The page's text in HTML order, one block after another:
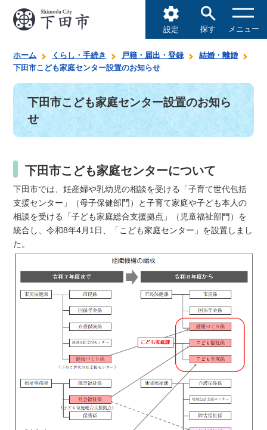
設定 探す メニュー
ホーム くらし・手続き 戸籍・届出・登録
結婚・離婚
下田市こども家庭センター設置のお知らせ
下田市こども家庭センター設置のお知ら
せ
下田市こども家庭センターについて
下田市では、妊産婦や乳幼児の相談を受ける「子育て世代包括
支援センター」（母子保健部門）と子育て家庭や子ども本人の
相談を受ける「子ども家庭総合支援拠点」（児童福祉部門）を
統合し、令和8年4月1日、「こども家庭センター」を設置しまし
た。